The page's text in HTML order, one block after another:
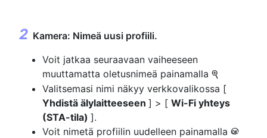
Kamera: Nimeä uusi profiili.
Voit jatkaa seuraavaan vaiheeseen
muuttamatta oletusnimeä painamalla X
Valitsemasi nimi näkyy verkkovalikossa [
Yhdistä älylaitteeseen ] > [ Wi-Fi yhteys
(STA-tila) ].
Voit nimetä profiilin uudelleen painamalla J